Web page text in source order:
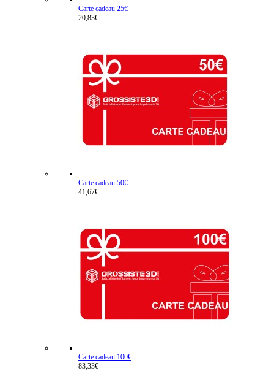
Carte cadeau 25€
20,83€
Carte cadeau 50€
41,67€
Carte cadeau 100€
83,33€